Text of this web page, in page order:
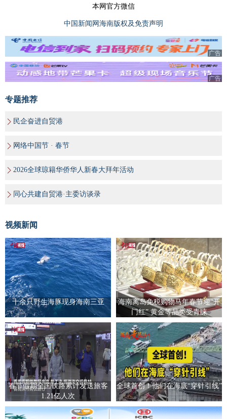
本网官方微信
中国新闻网海南版权及免责声明
广告
广告
专题推荐
民企奋进自贸港
网络中国节 · 春节
2026全球琼籍华侨华人新春大拜年活动
同心共建自贸港·主委访谈录
视频新闻
十余只野生海豚现身海南三亚
海南离岛免税购物马年春节迎“开
门红” 黄金等品类受青睐
春节假期全国铁路累计发送旅客
1.21亿人次
全球首创！他们在海底“穿针引线”